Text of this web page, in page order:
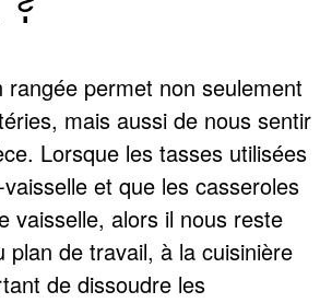
permet non seulement
mais aussi de nous sentir
Lorsque les tasses utilisées
et que les casseroles
vaisselle, alors il nous reste
de travail, à la cuisinière
de dissoudre les